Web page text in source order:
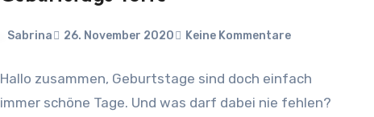
Sabrina 26. November 2020 Keine Kommentare
Hallo zusammen, Geburtstage sind doch einfach
immer schöne Tage. Und was darf dabei nie fehlen?